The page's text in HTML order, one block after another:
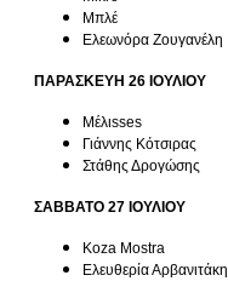
Μπλέ
Ελεωνόρα Ζουγανέλη
ΠΑΡΑΣΚΕΥΗ 26 ΙΟΥΛΙΟΥ
Μέλιsses
Γιάννης Κότσιρας
Στάθης Δρογώσης
ΣΑΒΒΑΤΟ 27 ΙΟΥΛΙΟΥ
Koza Mostra
Ελευθερία Αρβανιτάκη